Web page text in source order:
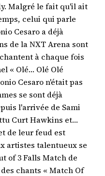
Malgré le fait qu'il ait
celui qui parle
Cesaro a déjà
de la NXT Arena sont
à chaque fois
« Olé… Olé Olé
Cesaro n'était pas
se sont déjà
l'arrivée de Sami
Curt Hawkins et…
de leur feud est
artistes talentueux se
of 3 Falls Match de
chants « Match Of